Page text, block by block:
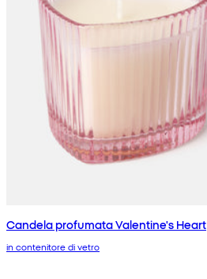
Candela profumata Valentine's Heart
in contenitore di vetro